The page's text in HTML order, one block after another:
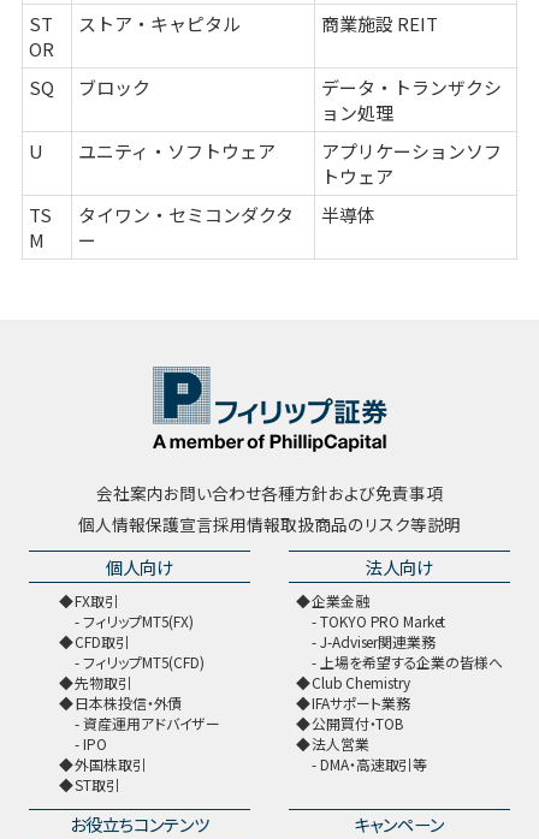
ST
OR
ストア・キャピタル 商業施設 REIT
SQ ブロック
データ・トランザクシ
ョン処理
U
ユニティ・ソフトウェア
アプリケーションソフ
トウェア
TS
M
タイワン・セミコンダクタ
ー
半導体
会社案内お問い合わせ各種方針および免責事項
個人情報保護宣言採用情報取扱商品のリスク等説明
個人向け
FX取引
フィリップMT5(FX)
CFD取引
フィリップMT5(CFD)
先物取引
日本株投信・外債
資産運用アドバイザー
IPO
外国株取引
ST取引
法人向け
企業金融
TOKYO PRO Market
J-Adviser関連業務
上場を希望する企業の皆様へ
Club Chemistry
IFAサポート業務
公開買付・TOB
法人営業
DMA・高速取引等
お役立ちコンテンツ キャンペーン